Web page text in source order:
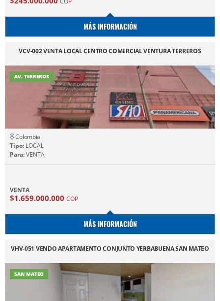
MÁS INFORMACIÓN
VCV-002 VENTA LOCAL CENTRO COMERCIAL VENTURA TERREROS
AV. TERREROS
Colombia
Tipo: LOCAL
Para:VENTA
VENTA
$1.659.000.000 COP
MÁS INFORMACIÓN
VHV-051 VENDO APARTAMENTO CONJUNTO YERBABUENA SAN MATEO
SAN MATEO